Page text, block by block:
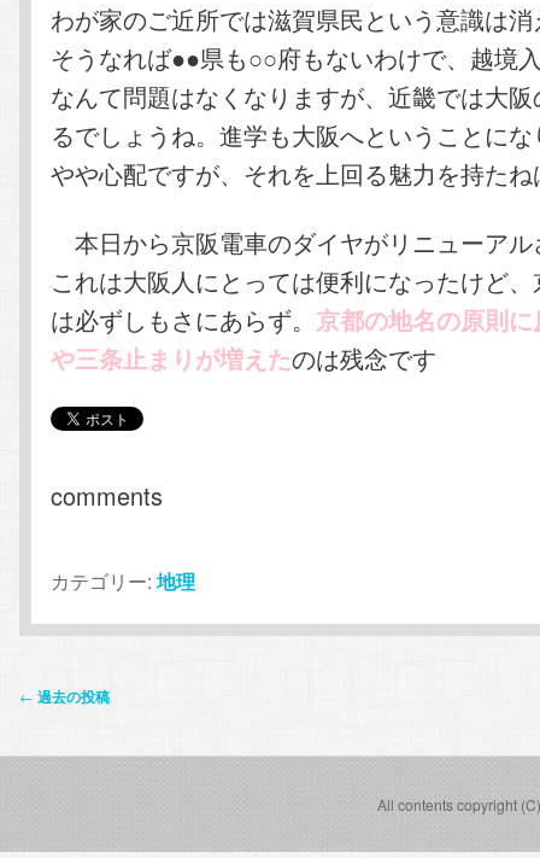
わが家のご近所では滋賀県民という意識は
そうなれば●●県も○○府もないわけで、越境
なんて問題はなくなりますが、近畿では大
るでしょうね。進学も大阪へということに
やや心配ですが、それを上回る魅力を持た
本日から京阪電車のダイヤがリニューア
これは大阪人にとっては便利になったけど
は必ずしもさにあらず。 京都の地名の原則
や三条止まりが増えたのは残念です
comments
カテゴリー: 地理
投
ナ
← 過去の投稿
All contents copyright